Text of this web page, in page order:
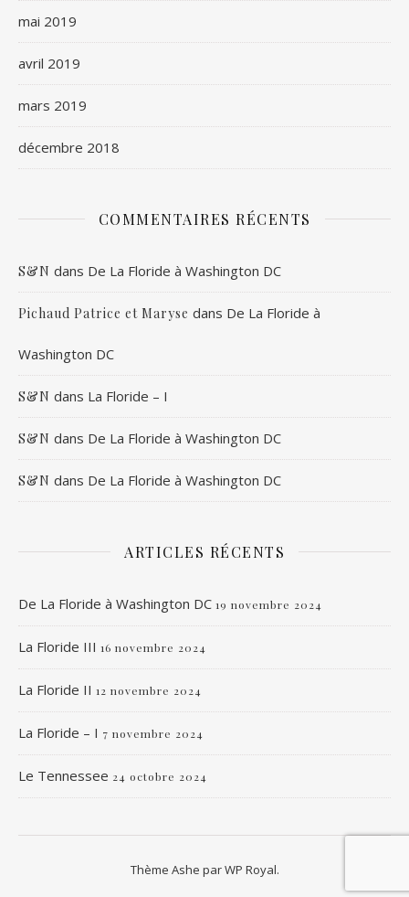
mai 2019
avril 2019
mars 2019
décembre 2018
COMMENTAIRES RÉCENTS
S&N dans De La Floride à Washington DC
Pichaud Patrice et Maryse dans De La Floride à
Washington DC
S&N dans La Floride – I
S&N dans De La Floride à Washington DC
S&N dans De La Floride à Washington DC
ARTICLES RÉCENTS
De La Floride à Washington DC 19 novembre 2024
La Floride III 16 novembre 2024
La Floride II 12 novembre 2024
La Floride – I 7 novembre 2024
Le Tennessee 24 octobre 2024
Thème Ashe parWP Royal.